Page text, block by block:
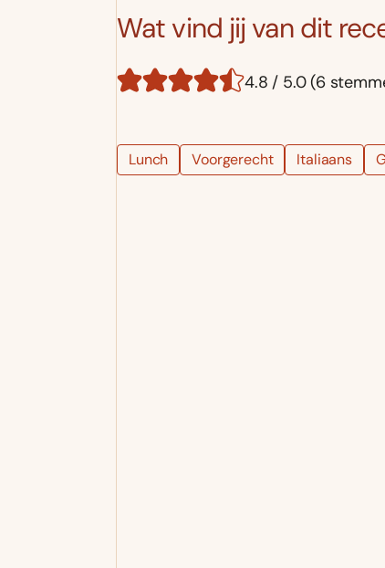
Wat vind jij van dit
4.8 / 5.0 (6
Lunch Voorgerecht Italiaans